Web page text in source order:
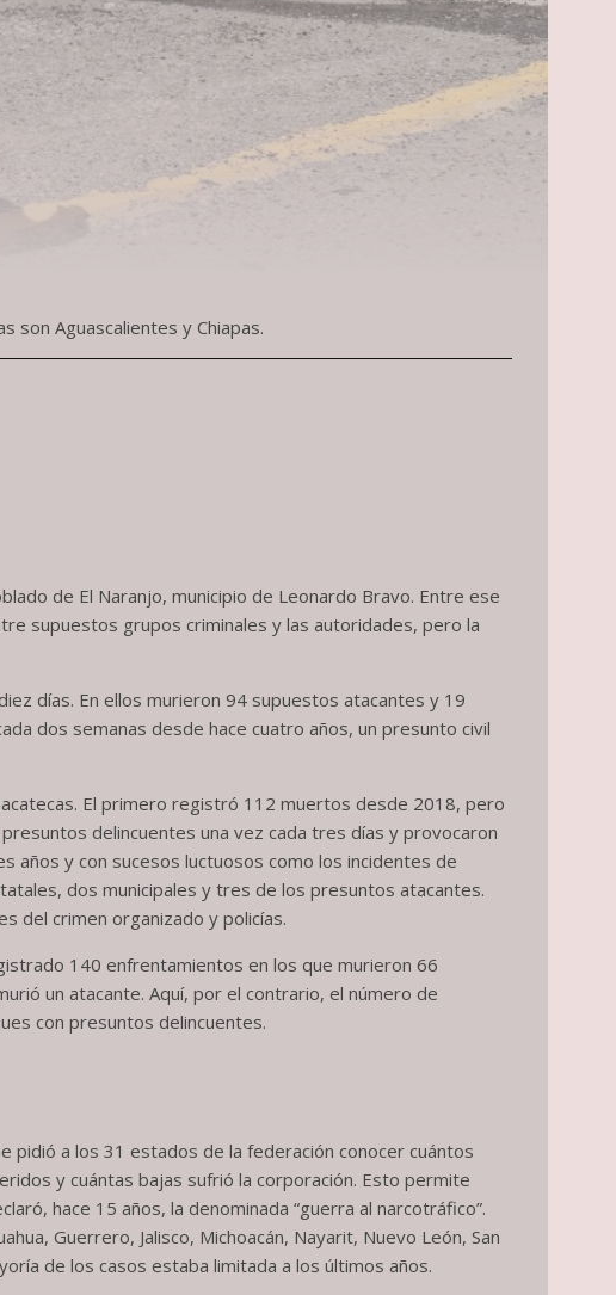
son Aguascalientes y Chiapas.
de El Naranjo, municipio de Leonardo Bravo. Entre ese
supuestos grupos criminales y las autoridades, pero la
días. En ellos murieron 94 supuestos atacantes y 19
dos semanas desde hace cuatro años, un presunto civil
El primero registró 112 muertos desde 2018, pero
delincuentes una vez cada tres días y provocaron
años y con sucesos luctuosos como los incidentes de
dos municipales y tres de los presuntos atacantes.
del crimen organizado y policías.
140 enfrentamientos en los que murieron 66
un atacante. Aquí, por el contrario, el número de
con presuntos delincuentes.
pidió a los 31 estados de la federación conocer cuántos
y cuántas bajas sufrió la corporación. Esto permite
hace 15 años, la denominada “guerra al narcotráfico”.
Guerrero, Jalisco, Michoacán, Nayarit, Nuevo León, San
de los casos estaba limitada a los últimos años.